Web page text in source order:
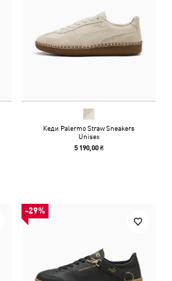
Кеди Palermo Straw Sneakers
Unisex
5 190,00 ₴
-29%